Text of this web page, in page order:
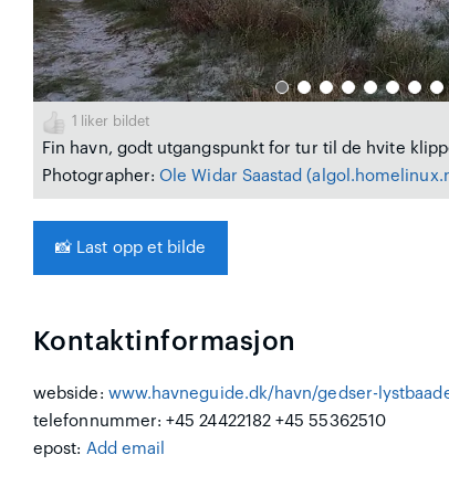
1 liker bildet
Fin havn, godt utgangspunkt for tur til de hvite
Photographer:Ole Widar Saastad
📸 Last opp et bilde
Kontaktinformasjon
webside: www.havneguide.dk/havn/gedser-
telefonnummer: +45 24422182 +45 55362510
epost: Add email